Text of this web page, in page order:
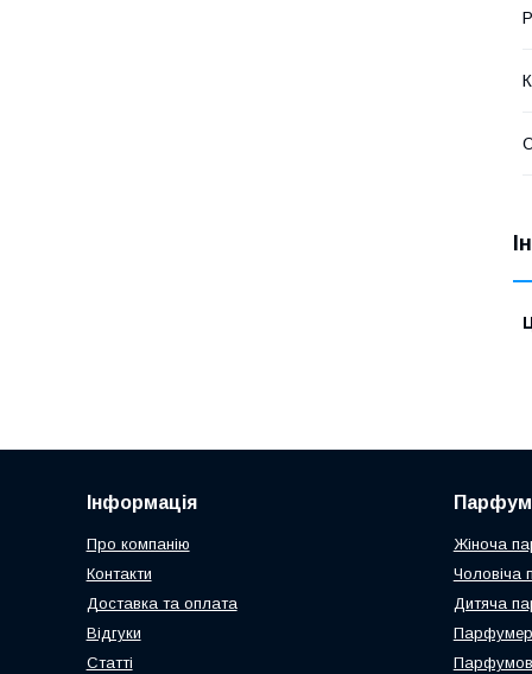
Інформація
Про компанію
Контакти
Доставка та оплата
Відгуки
Статті
Жіноча
Чоловіча
Дитяча